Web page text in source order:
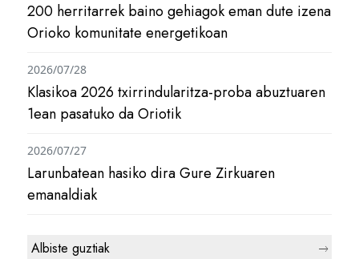
200 herritarrek baino gehiagok eman dute izena
Orioko komunitate energetikoan
Klasikoa 2026 txirrindularitza-proba abuztuaren
1ean pasatuko da Oriotik
2026/07/28
Larunbatean hasiko dira Gure Zirkuaren
emanaldiak
2026/07/27
Albiste guztiak